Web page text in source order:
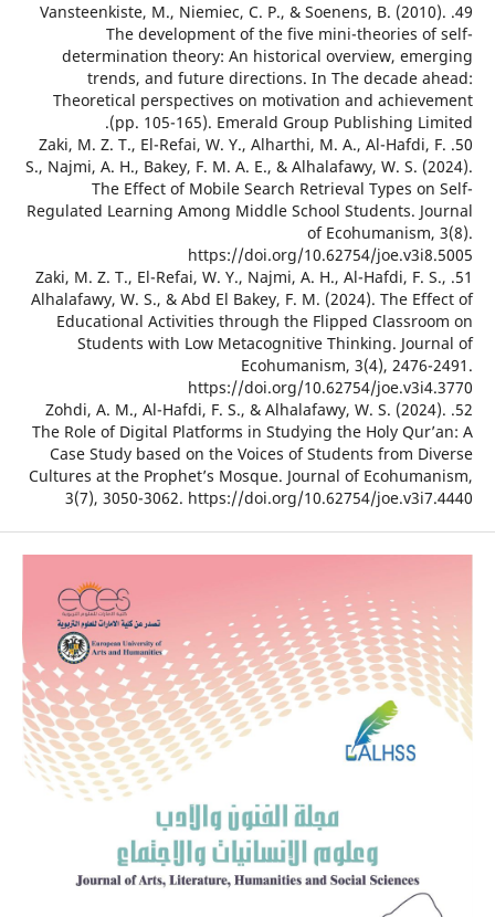
49. Vansteenkiste, M., Niemiec, C. P., & Soenens, B.
The development of the five mini-theories
determination theory: An historical overview,
trends, and future directions. In The decade
Theoretical perspectives on motivation and
(pp. 105-165). Emerald Group Publishing
50. Zaki, M. Z. T., El-Refai, W. Y., Alharthi, M. A., Al-
S., Najmi, A. H., Bakey, F. M. A. E., & Alhalafawy, W. S.
The Effect of Mobile Search Retrieval Types
Regulated Learning Among Middle School Students.
of
https://doi.org/10.62754/
51. Zaki, M. Z. T., El-Refai, W. Y., Najmi, A. H., Al-Hafdi, F.
Alhalafawy, W. S., & Abd El Bakey, F. M. (2024). The
Educational Activities through the Flipped
Students with Low Metacognitive Thinking.
Ecohumanism, 3(4),
https://doi.org/10.62754/
52. Zohdi, A. M., Al-Hafdi, F. S., & Alhalafawy, W. S.
The Role of Digital Platforms in Studying the Holy
Case Study based on the Voices of Students from
Cultures at the Prophet’s Mosque. Journal of
3(7), 3050-3062. https://doi.org/10.62754/